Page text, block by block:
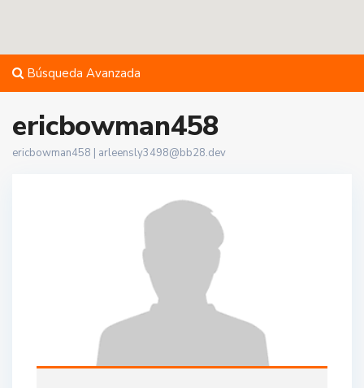
Búsqueda Avanzada
ericbowman458
ericbowman458 | arleensly3498@bb28.dev